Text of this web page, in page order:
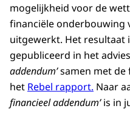
mogelijkheid voor de
financiële onderbouwing
uitgewerkt. Het resultaat
gepubliceerd in het advies
addendum’samen met de
het Rebel rapport. Naar
financieel addendum’is in